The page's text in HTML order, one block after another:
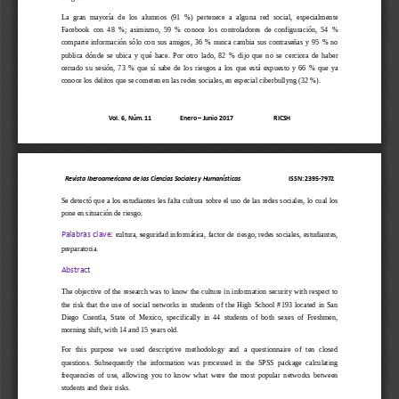
Vol. 6, Núm. 11                   Enero – Junio 2017                           RICSH
La  gran  mayoría  de  los  alumnos (91 %) pertenece  a alguna red  social,
especialmente
Facebook  con  48 %; asimismo,  59 %  conoce  los  controladores  de  configuración,  54 %
comparte  información  sólo  con  sus  amigos,  36 %  nunca  cambia  sus  contraseñas y 95 %  no
publica  dónde se  ubica y  qué hace.  Por  otro  lado,  82 %  dijo  que no  se  cerciora  de haber
cerrado  su  sesión,  73 %  que  sí sabe  de  los  riesgos a  los  que  está  expuesto y 66 % que ya
conoce los delitos que se cometen en las redes sociales, en especial ciberbullyng (32 %).
Revista Iberoamericana de las Ciencias Sociales y Humanísticas ISSN: 2395-7972
Se detectó que a los estudiantes les falta cultura sobre el uso de las redes sociales , lo cual los
pone en situación de riesgo.
Palabras clave: cultura, seguridad informática, factor de riesgo, redes sociales, estudiantes,
preparatoria.
Abstract
The objective of the research was to know the culture in information security with respect to
the  risk  that  the  use  of  social  networks  in  students  of  the  High  School  #193  located  in  San
Diego  Cuentla,  State  of  Mexico,  specifically  in  44  students  of  both  sexes  of  Freshmen,
morning shift, with 14 and 15 years old.
For  this  purpose  we  used  descriptive  methodology  and  a  questionnaire  of  ten  closed
questions.  Subsequently  the  information  was  processed  in  the  SPSS  package  calculating
frequencies  of  use,  allowing  you  to  know  what  were the  most  popular  networks  between
students and their risks.